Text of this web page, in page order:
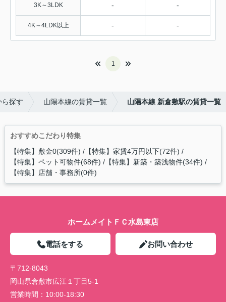
3K～3LDK - -
4K～4LDK以上 - -
1
ら探す 山陽本線の賃貸一覧 山陽本線 新倉敷駅の賃貸一覧
おすすめこだわり特集
【特集】敷金0(309件) 【特集】家賃4万円以下(72件)
【特集】ペット可物件(68件) 【特集】新築・築浅物件(34件)
【特集】店舗・事務所(0件)
ホームメイトＦＣ水島東店
電話をする お問い合わせ
〒712-8043
岡山県倉敷市広江１丁目5-1
営業時間： 10:00-18:30